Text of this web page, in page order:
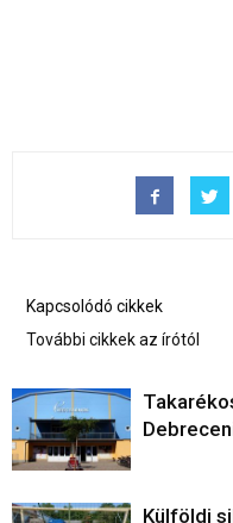
Kapcsolódó cikkek
További cikkek az írótól
Külföldi